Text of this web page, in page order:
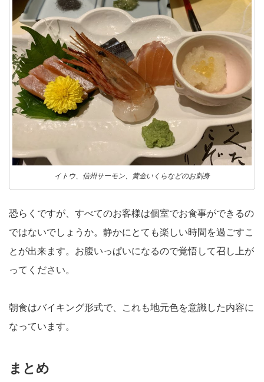
イトウ、信州サーモン、黄金いくらなどのお刺身
恐らくですが、すべてのお客様は個室でお食事ができるの
ではないでしょうか。静かにとても楽しい時間を過ごすこ
とが出来ます。お腹いっぱいになるので覚悟して召し上が
ってください。
朝食はバイキング形式で、これも地元色を意識した内容に
なっています。
まとめ